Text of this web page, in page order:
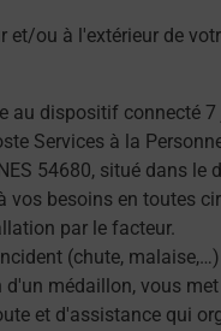
et/ou à l'extérieur de
au dispositif connecté 7
Services à la
54680, situé dans le
vos besoins en toutes
par le facteur.
(chute,
médaillon, vous
et d'assistance qui